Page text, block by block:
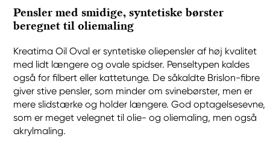
Pensler med smidige, syntetiske børster
beregnet til oliemaling
Kreatima Oil Oval er syntetiske oliepensler af høj kvalitet
med lidt længere og ovale spidser. Penseltypen kaldes
også for filbert eller kattetunge. De såkaldte Brislon-fibre
giver stive pensler, som minder om svinebørster, men er
mere slidstærke og holder længere. God optagelsesevne,
som er meget velegnet til olie- og oliemaling, men også
akrylmaling.